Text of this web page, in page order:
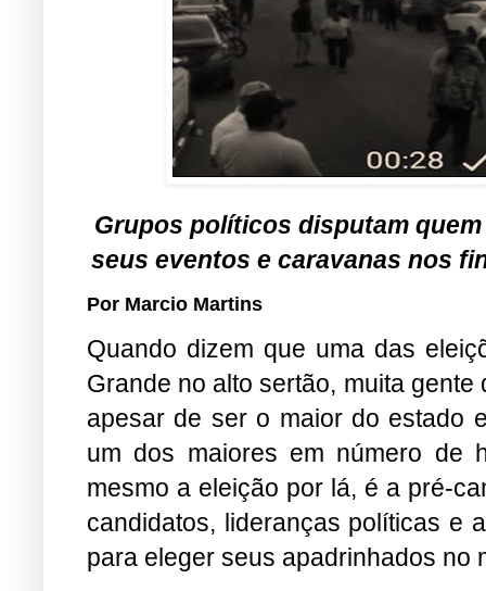
Grupos políticos disputam
seus eventos e caravanas nos
Por Marcio Martins
Quando dizem que uma das
Grande no alto sertão, muita
apesar de ser o maior do estado
um dos maiores em número de
mesmo a eleição por lá, é a pré-
candidatos, lideranças políticas e
para eleger seus apadrinhados no